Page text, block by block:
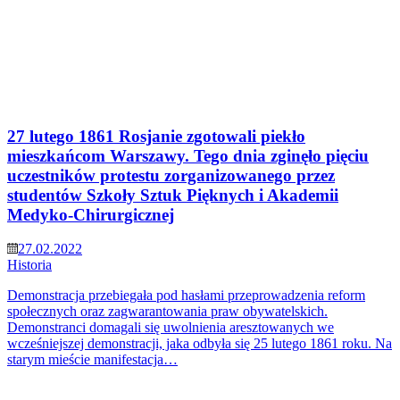
27 lutego 1861 Rosjanie zgotowali piekło
mieszkańcom Warszawy. Tego dnia zginęło pięciu
uczestników protestu zorganizowanego przez
studentów Szkoły Sztuk Pięknych i Akademii
Medyko-Chirurgicznej
27.02.2022
Historia
Demonstracja przebiegała pod hasłami przeprowadzenia reform
społecznych oraz zagwarantowania praw obywatelskich.
Demonstranci domagali się uwolnienia aresztowanych we
wcześniejszej demonstracji, jaka odbyła się 25 lutego 1861 roku. Na
starym mieście manifestacja…